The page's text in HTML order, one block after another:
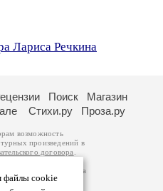
Лариса Речкина
файлы cookie
Поиск
Магазин
Стихи.ру Проза.ру
возможность
произведений в
договора
принадлежат авторам
произведений возможна
вы можете
Ответственность за